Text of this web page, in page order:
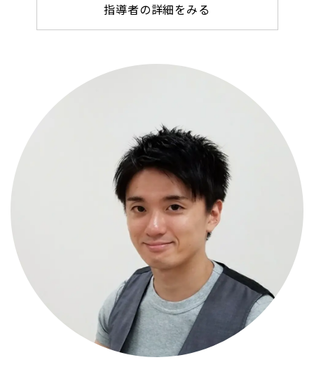
指導者の詳細をみる